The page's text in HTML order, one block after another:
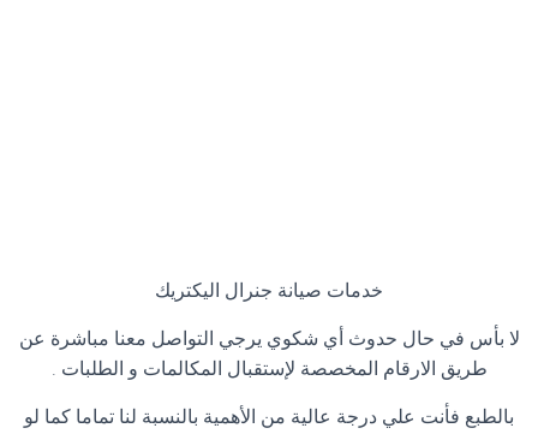
خدمات صيانة جنرال اليكتريك
لا بأس في حال حدوث أي شكوي يرجي التواصل معنا مباشرة عن
طريق الارقام المخصصة لإستقبال المكالمات و الطلبات .
بالطبع فأنت علي درجة عالية من الأهمية بالنسبة لنا تماما كما لو